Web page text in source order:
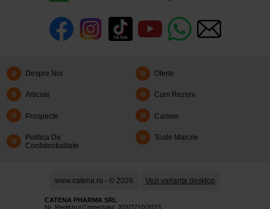
Despre Noi Oferte
Articole Cum Rezerv
Prospecte Cariere
Politica De
Confidentialitate
Toate Marcile
www.catena.ro - © 2026 Vezi varianta desktop
CATENA PHARMA SRL
Nr. Registrul Comerţului: J03/2710/2023